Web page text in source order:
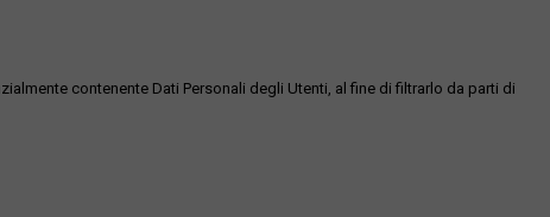
contenente Dati Personali degli Utenti, al fine di filtrarlo da parti di